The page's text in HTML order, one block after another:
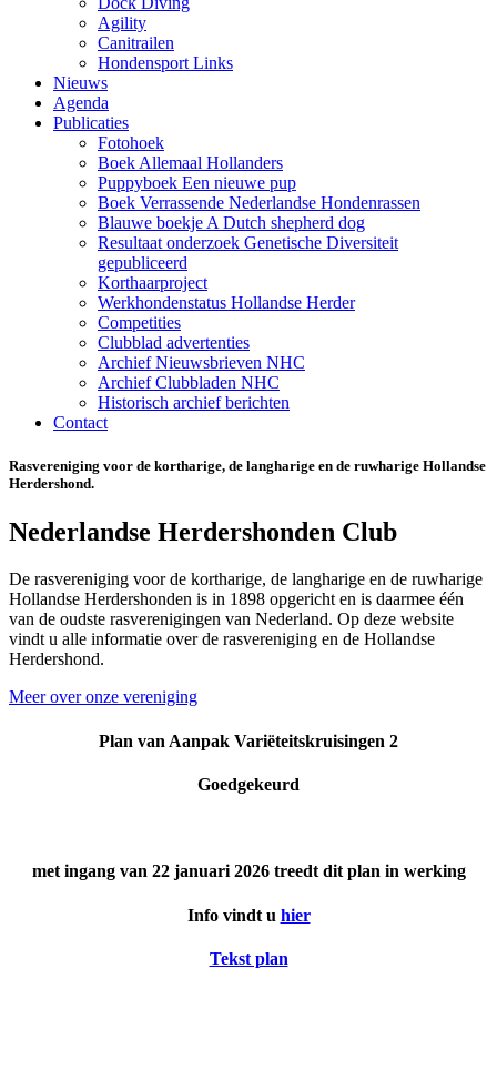
Agility
Canitrailen
Hondensport Links
Nieuws
Agenda
Publicaties
Fotohoek
Boek Allemaal Hollanders
Puppyboek Een nieuwe pup
Boek Verrassende Nederlandse Hondenrassen
Blauwe boekje A Dutch shepherd dog
Resultaat onderzoek Genetische Diversiteit
gepubliceerd
Korthaarproject
Werkhondenstatus Hollandse Herder
Competities
Clubblad advertenties
Archief Nieuwsbrieven NHC
Archief Clubbladen NHC
Historisch archief berichten
Contact
Rasvereniging voor de kortharige, de langharige en de ruwharige Hollandse
Herdershond.
Nederlandse Herdershonden Club
De rasvereniging voor de kortharige, de langharige en de ruwharige
Hollandse Herdershonden is in 1898 opgericht en is daarmee één
van de oudste rasverenigingen van Nederland. Op deze website
vindt u alle informatie over de rasvereniging en de Hollandse
Herdershond.
Meer over onze vereniging
Plan van Aanpak Variëteitskruisingen 2
Goedgekeurd
met ingang van 22 januari 2026 treedt dit plan in werking
Info vindt u hier
Tekst plan